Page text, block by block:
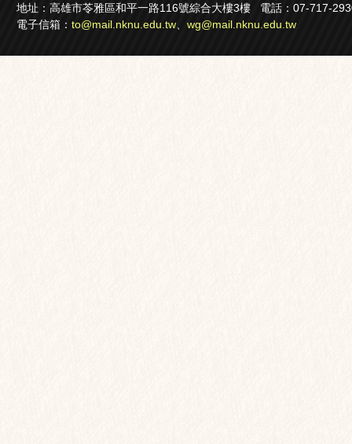
地址：高雄市苓雅區和平一路116號綜合大樓3樓 電話：07-717-
電子信箱： to@mail.nknu.edu.tw wg@mail.nknu.edu.tw